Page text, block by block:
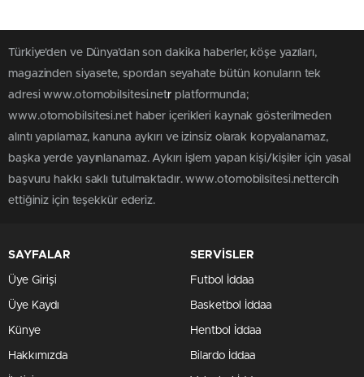
Türkiye'den ve Dünya’dan son dakika haberler, köşe yazıları,
magazinden siyasete, spordan seyahate bütün konuların tek
adresi www.otomobilsitesi.netr platformunda;
www.otomobilsitesi.net haber içerikleri kaynak gösterilmeden
alıntı yapılamaz, kanuna aykırı ve izinsiz olarak kopyalanamaz,
başka yerde yayınlanamaz. Aykırı işlem yapan kişi/kişiler için yasal
başvuru hakkı saklı tutulmaktadır. www.otomobilsitesi.nettercih
ettiğiniz için teşekkür ederiz.
SAYFALAR
Üye Girişi
Üye Kaydı
Künye
Hakkımızda
SERVİSLER
Futbol İddaa
Basketbol İddaa
Hentbol İddaa
Bilardo İddaa